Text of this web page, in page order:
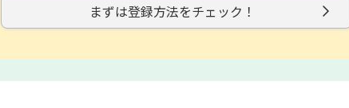
まずは登録方法をチェック！